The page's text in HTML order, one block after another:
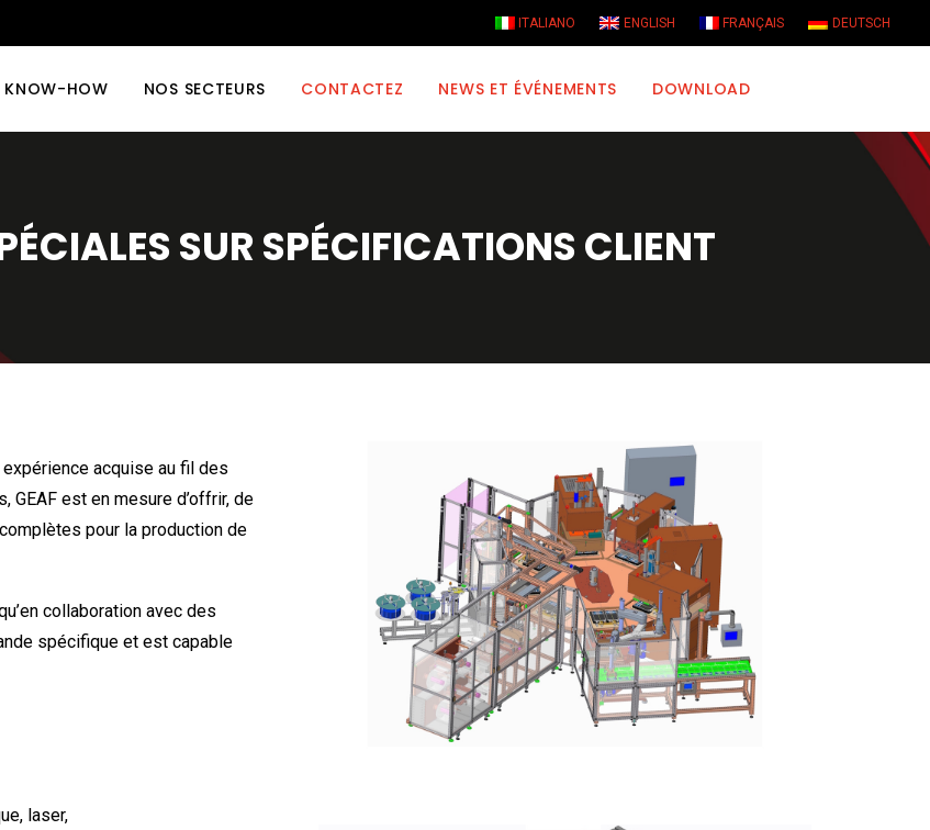
ITALIANO ENGLISH FRANÇAIS DEUTSCH
KNOW-HOW NOS SECTEURS CONTACTEZ NEWS ET ÉVÉNEMENTS DOWNLOAD
SUR SPÉCIFICATIONS CLIENT
acquise au fil des
est en mesure d’offrir, de
pour la production de
collaboration avec des
spécifique et est capable
laser,